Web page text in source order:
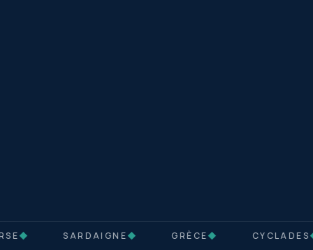
◆ SARDAIGNE ◆ GRÈCE◆ CYCLADES